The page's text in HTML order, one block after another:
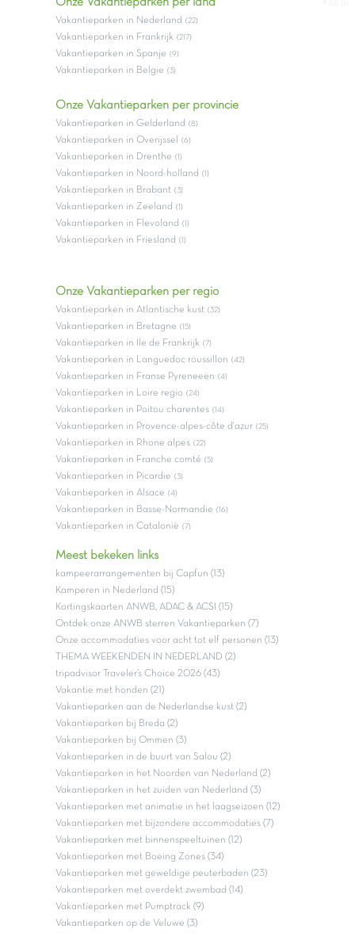
Vakantieparken in Nederland (22)
Vakantieparken in Frankrijk (217)
Vakantieparken in Spanje (9)
Vakantieparken in Belgie (3)
Onze Vakantieparken per provincie
Vakantieparken in Gelderland (8)
Vakantieparken in Overijssel (6)
Vakantieparken in Drenthe (1)
Vakantieparken in Noord-holland (1)
Vakantieparken in Brabant (3)
Vakantieparken in Zeeland (1)
Vakantieparken in Flevoland (1)
Vakantieparken in Friesland (1)
Onze Vakantieparken per regio
Vakantieparken in Atlantische kust (32)
Vakantieparken in Bretagne (15)
Vakantieparken in Ile de Frankrijk (7)
Vakantieparken in Languedoc roussillon (42)
Vakantieparken in Franse Pyreneeën (4)
Vakantieparken in Loire regio (24)
Vakantieparken in Poitou charentes (14)
Vakantieparken in Provence-alpes-côte d'azur (25)
Vakantieparken in Rhone alpes (22)
Vakantieparken in Franche comté (5)
Vakantieparken in Picardie (3)
Vakantieparken in Alsace (4)
Vakantieparken in Basse-Normandie (16)
Vakantieparken in Catalonië (7)
Meest bekeken links
kampeerarrangementen bij Capfun (13)
Kamperen in Nederland (15)
Kortingskaarten ANWB, ADAC & ACSI (15)
Ontdek onze ANWB sterren Vakantieparken (7)
Onze accommodaties voor acht tot elf personen (13)
THEMA WEEKENDEN IN NEDERLAND (2)
tripadvisor Traveler’s Choice 2026 (43)
Vakantie met honden (21)
Vakantieparken aan de Nederlandse kust (2)
Vakantieparken bij Breda (2)
Vakantieparken bij Ommen (3)
Vakantieparken in de buurt van Salou (2)
Vakantieparken in het Noorden van Nederland (2)
Vakantieparken in het zuiden van Nederland (3)
Vakantieparken met animatie in het laagseizoen (12)
Vakantieparken met bijzondere accommodaties (7)
Vakantieparken met binnenspeeltuinen (12)
Vakantieparken met Boeing Zones (34)
Vakantieparken met geweldige peuterbaden (23)
Vakantieparken met overdekt zwembad (14)
Vakantieparken met Pumptrack (9)
Vakantieparken op de Veluwe (3)